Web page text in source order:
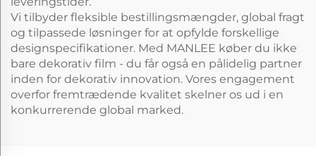
Vi tilbyder fleksible bestillingsmængder, global fragt
og tilpassede løsninger for at opfylde forskellige
designspecifikationer. Med MANLEE køber du ikke
bare dekorativ film - du får også en pålidelig partner
inden for dekorativ innovation. Vores engagement
overfor fremtrædende kvalitet skelner os ud i en
konkurrerende global marked.